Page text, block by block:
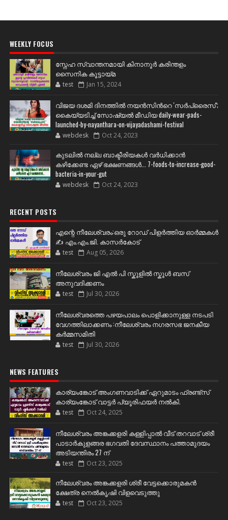
WEEKLY FOCUS
സ്നേഹ സ്വാന്തനമായി കിനാനൂർ കരിന്തളം
സൈനിക കൂട്ടായ്മ
test Jan 15, 2024
വിജയ ദശമി ദിനത്തില്‍ നയന്‍സിന്‍റെ 'സര്‍പ്രൈസ്';
കൈയ്യടിച്ച് സോഷ്യല്‍ മീഡിയ daily-wear-pads-
launched-by-nayanthara-on-vijayadashami-festival
webdesk Oct 24, 2023
കുടലിൽ നല്ല ബാക്ടീരിയകൾ വര്‍ധിക്കാന്‍
കഴിക്കേണ്ട ഏഴ് ഭക്ഷണങ്ങള്‍... 7-foods-to-increase-good-
bacteria-in-your-gut
webdesk Oct 24, 2023
RECENT POSTS
എന്റെ നീലേശ്വരം:ഒരു റോഡ് പിളർത്തിയ ഓർമ്മകൾ
✍️ എം.എം.ജി. കാസർകോട്
test Aug 05, 2026
നീലേശ്വരം ജി എൽ പി സ്കൂളിൽ സ്കൂൾ ബസ്
അനുവദിക്കണം
test Jul 30, 2026
നീലേശ്വരത്തെ പഴയപാലം പൊളിക്കാനുള്ള നടപടി
വേഗത്തിലാക്കണം :നീലേശ്വരം നഗരസഭ ജനകീയ
കർമ്മസമിതി
test Jul 30, 2026
NEWS FEATURES
കാര്യംങ്കോട് അംഗണവാടിക്ക് ഏറുമാടം ഫ്രണ്ട്സ്
കാര്യംങ്കോട് വാട്ടർ പ്യൂരിഫയർ നൽകി.
test Oct 24, 2025
നീലേശ്വരം അങ്കക്കളരി കള്ളിപ്പാൽ വീട് തറവാട് ശ്രീ
പാടാർകുളങ്ങര ഭഗവതി ദേവസ്ഥാനം പത്താമുദയം
അടിയന്തിരം 27 ന്
test Oct 23, 2025
നീലേശ്വരം അങ്കക്കളരി ശ്രീ വേട്ടക്കൊരുമകൻ
ക്ഷേത്ര നെൽകൃഷി വിളവെടുത്തു
test Oct 23, 2025